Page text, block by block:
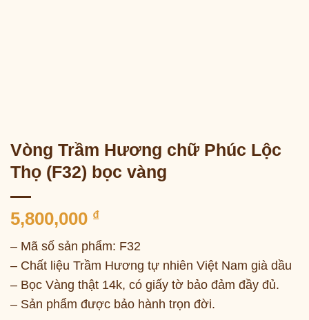
Vòng Trầm Hương chữ Phúc Lộc
Thọ (F32) bọc vàng
5,800,000 ₫
– Mã số sản phẩm: F32
– Chất liệu Trầm Hương tự nhiên Việt Nam già dầu
– Bọc Vàng thật 14k, có giấy tờ bảo đảm đầy đủ.
– Sản phẩm được bảo hành trọn đời.